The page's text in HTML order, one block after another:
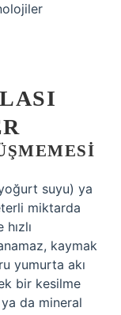
suyu) ya
miktarda
kaymak
yumurta akı
bir kesilme
da mineral